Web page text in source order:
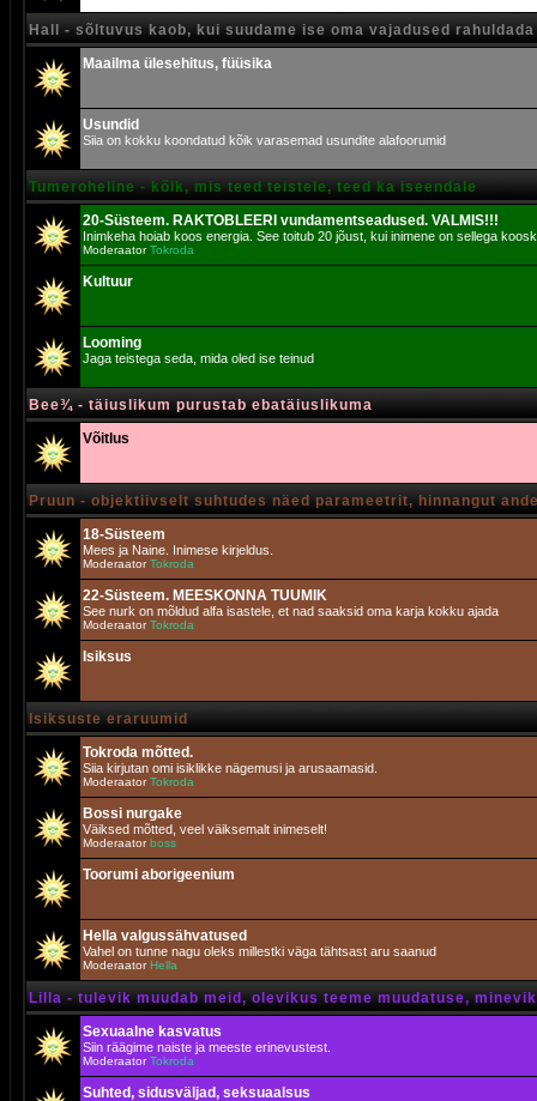
Hall - sõltuvus kaob, kui suudame ise oma vajadused rahuldada
Maailma ülesehitus, füüsika
Usundid
Siia on kokku koondatud kõik varasemad usundite alafoorumid
Tumeroheline - kõik, mis teed teistele, teed ka iseendale
20-Süsteem. RAKTOBLEERI vundamentseadused. VALMIS!!!
Inimkeha hoiab koos energia. See toitub 20 jõust, kui inimene on sellega
ModeraatorTokroda
Kultuur
Looming
Jaga teistega seda, mida oled ise teinud
Bee¾ - täiuslikum purustab ebatäiuslikuma
Võitlus
Pruun - objektiivselt suhtudes näed parameetrit, hinnangut
18-Süsteem
Mees ja Naine. Inimese kirjeldus.
ModeraatorTokroda
22-Süsteem. MEESKONNA TUUMIK
See nurk on mõldud alfa isastele, et nad saaksid oma karja kokku ajada
ModeraatorTokroda
Isiksus
Isiksuste eraruumid
Tokroda mõtted.
Siia kirjutan omi isiklikke nägemusi ja arusaamasid.
ModeraatorTokroda
Bossi nurgake
Väiksed mõtted, veel väiksemalt inimeselt!
Moderaatorboss
Toorumi aborigeenium
Hella valgussähvatused
Vahel on tunne nagu oleks millestki väga tähtsast aru saanud
Moderaator Hella
Lilla - tulevik muudab meid, olevikus teeme muudatuse,
Sexuaalne kasvatus
Siin räägime naiste ja meeste erinevustest.
ModeraatorTokroda
Suhted, sidusväljad, seksuaalsus